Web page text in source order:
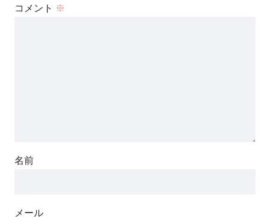
コメント ※
名前
メール